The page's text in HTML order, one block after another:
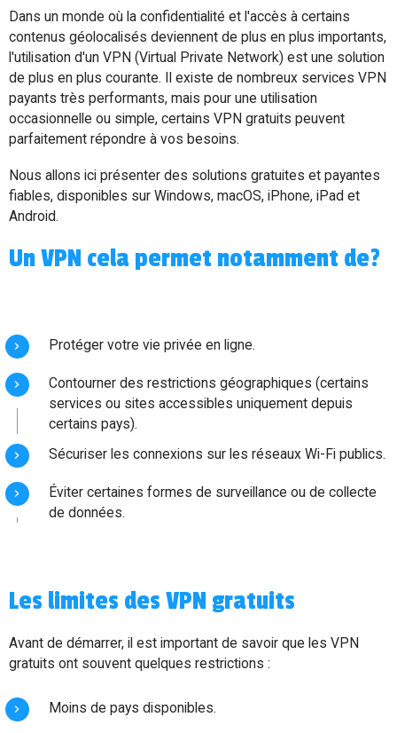
Dans un monde où la confidentialité et l'accès à certains
contenus géolocalisés deviennent de plus en plus importants,
l'utilisation d'un VPN (Virtual Private Network) est une solution
de plus en plus courante. Il existe de nombreux services VPN
payants très performants, mais pour une utilisation
occasionnelle ou simple, certains VPN gratuits peuvent
parfaitement répondre à vos besoins.
Nous allons ici présenter des solutions gratuites et payantes
fiables, disponibles sur Windows, macOS, iPhone, iPad et
Android.
Un VPN cela permet notamment de?
Protéger votre vie privée en ligne.
Contourner des restrictions géographiques (certains
services ou sites accessibles uniquement depuis
certains pays).
Sécuriser les connexions sur les réseaux Wi-Fi publics.
Éviter certaines formes de surveillance ou de collecte
de données.
Les limites des VPN gratuits
Avant de démarrer, il est important de savoir que les VPN
gratuits ont souvent quelques restrictions :
Moins de pays disponibles.